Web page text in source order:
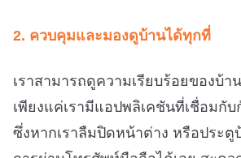
2. ควบคุมและมองดูบ้านได้ทุกที่
เราสามารถดูความเรียบร้อยของบ้า
เพียงแค่เรามีแอปพลิเคชันที่เชื่อมกั
ซึ่งหากเราลืมปิดหน้าต่าง หรือประตู